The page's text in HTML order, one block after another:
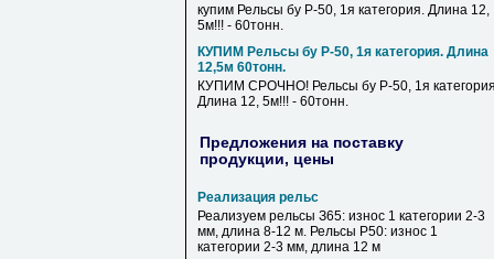
купим Рельсы бу Р-50, 1я категория. Длина 12,
5м!!! - 60тонн.
КУПИМ Рельсы бу Р-50, 1я категория. Длина
12,5м 60тонн.
КУПИМ СРОЧНО! Рельсы бу Р-50, 1я
Длина 12, 5м!!! - 60тонн.
Предложения на поставку
продукции, цены
Реализация рельс
Реализуем рельсы З65: износ 1 категории 2-3
мм, длина 8-12 м. Рельсы Р50: износ 1
категории 2-3 мм, длина 12 м